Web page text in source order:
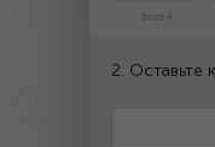
фото 4
2. Оставьте